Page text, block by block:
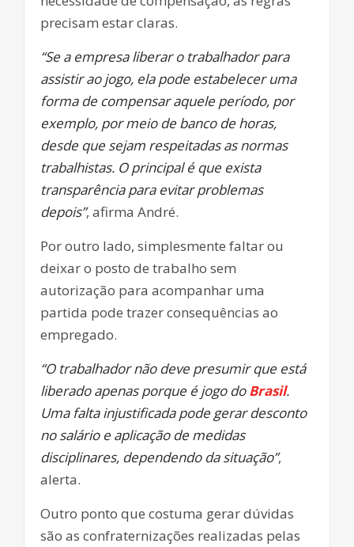
precisam estar claras.
“Se a empresa liberar o trabalhador para
assistir ao jogo, ela pode estabelecer uma
forma de compensar aquele período, por
exemplo, por meio de banco de horas,
desde que sejam respeitadas as normas
trabalhistas. O principal é que exista
transparência para evitar problemas
depois”, afirma André.
Por outro lado, simplesmente faltar ou
deixar o posto de trabalho sem
autorização para acompanhar uma
partida pode trazer consequências ao
empregado.
“O trabalhador não deve presumir que está
liberado apenas porque é jogo do Brasil.
Uma falta injustificada pode gerar desconto
no salário e aplicação de medidas
disciplinares, dependendo da situação”,
alerta.
Outro ponto que costuma gerar dúvidas
são as confraternizações realizadas pelas